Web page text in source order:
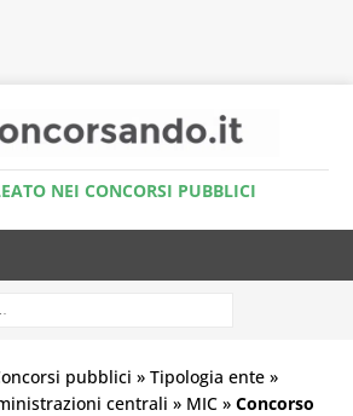
NEI CONCORSI PUBBLICI
pubblici » Tipologia ente »
centrali » MIC » Concorso